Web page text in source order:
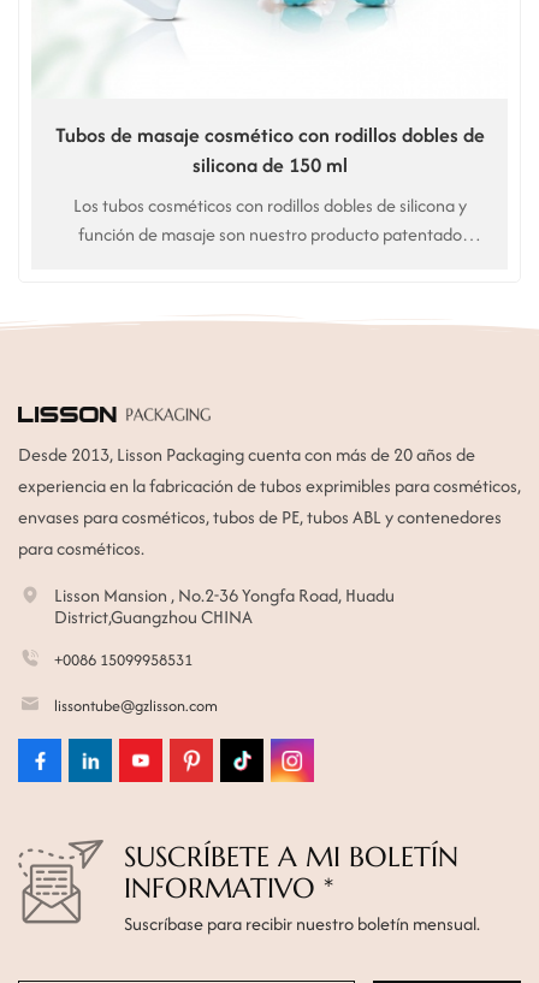
Tubos de masaje cosmético con rodillos dobles de
silicona de 150 ml
Los tubos cosméticos con rodillos dobles de silicona y
función de masaje son nuestro producto patentado
Desde 2013, Lisson Packaging cuenta con más de 20 años de
experiencia en la fabricación de tubos exprimibles para cosméticos,
envases para cosméticos, tubos de PE, tubos ABL y contenedores
para cosméticos.
Lisson Mansion , No.2-36 Yongfa Road, Huadu
District,Guangzhou CHINA
+0086 15099958531
lissontube@gzlisson.com
SUSCRÍBETE A MI BOLETÍN
INFORMATIVO *
Suscríbase para recibir nuestro boletín mensual.